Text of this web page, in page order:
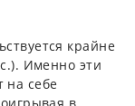
крайне
Именно эти
на себе